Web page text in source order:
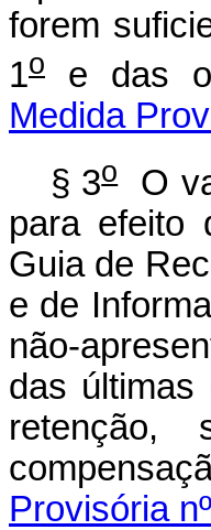
forem
1o
e das
Medida
§ 3oO
para efeito
Guia de
e de
não-
das últimas
retenção,
Provisória